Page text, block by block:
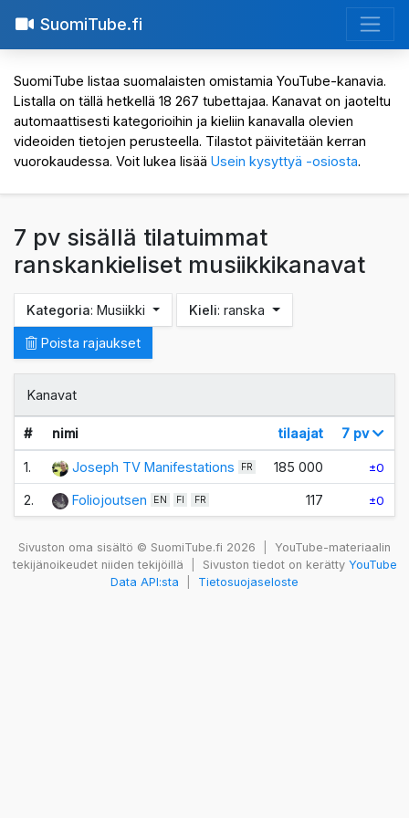
SuomiTube.fi
SuomiTube listaa suomalaisten omistamia YouTube-kanavia.
Listalla on tällä hetkellä 18 267 tubettajaa. Kanavat on jaoteltu
automaattisesti kategorioihin ja kieliin kanavalla olevien
videoiden tietojen perusteella. Tilastot päivitetään kerran
vuorokaudessa. Voit lukea lisää Usein kysyttyä -osiosta.
7 pv sisällä tilatuimmat
ranskankieliset musiikkikanavat
Kategoria: Musiikki Kieli: ranska
Poista rajaukset
Kanavat
# nimi tilaajat 7 pv
1. Joseph TV Manifestations FR 185 000 ±0
2. Foliojoutsen EN FI FR 117 ±0
Sivuston oma sisältö © SuomiTube.fi 2026
YouTube-materiaalin
tekijänoikeudet niiden tekijöillä
Sivuston tiedot on kerätty YouTube
Data API:sta
Tietosuojaseloste